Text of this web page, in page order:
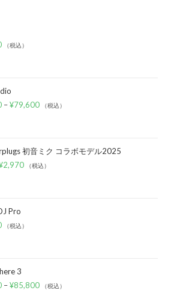
（税込）
–¥79,600 （税込）
初音ミク コラボモデル2025
2,970 （税込）
Pro
（税込）
3
–¥85,800 （税込）